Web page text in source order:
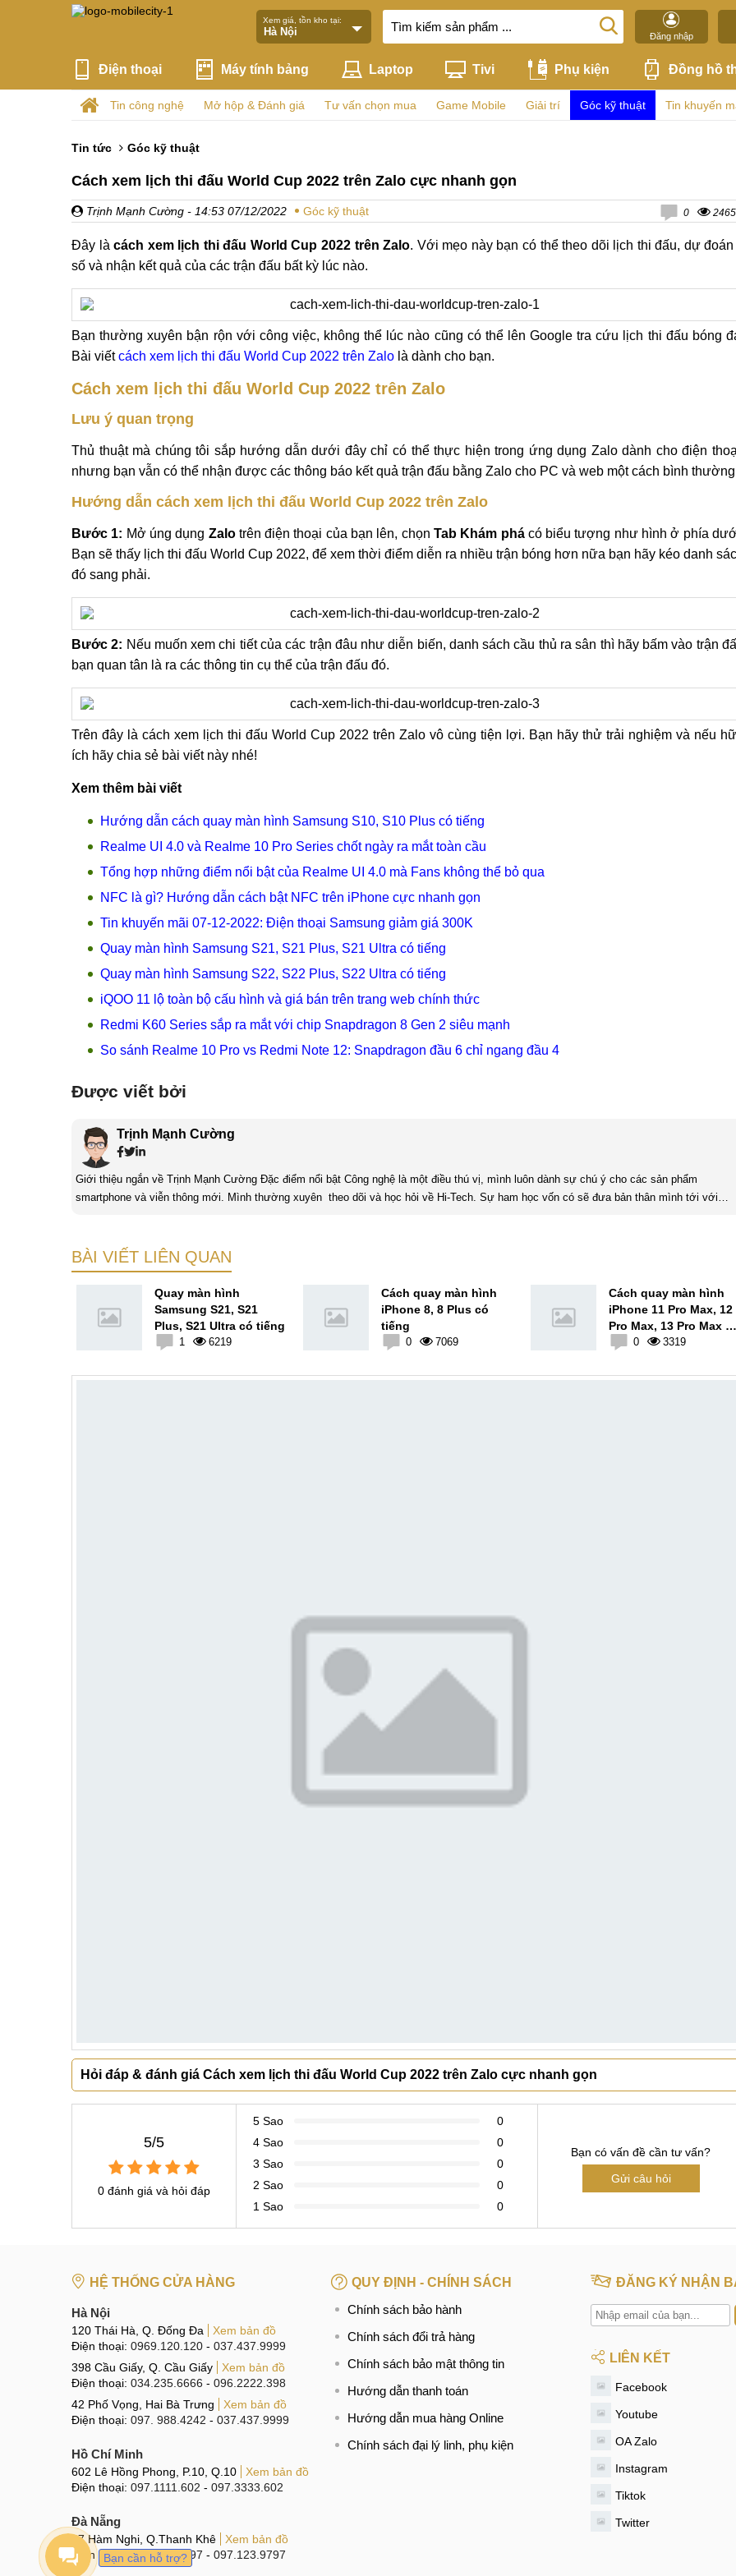
Xem giá, tồn kho tại:
Đăng nhập
Điện thoại Máy tính bảng Laptop Tivi Phụ kiện Đồng hồ
Tin công nghệ Mở hộp & Đánh giá Tư vấn chọn mua Game Mobile Giải trí Góc kỹ thuật Tin khuyến
Tin tức Góc kỹ thuật
Cách xem lịch thi đấu World Cup 2022 trên Zalo cực nhanh gọn
Trịnh Mạnh Cường - 14:53 07/12/2022 Góc kỹ thuật 0 2465
Đây làcách xem lịch thi đấu World Cup 2022 trên Zalo. Với mẹo này bạn có thể theo dõi lịch thi đấu, dự
số và nhận kết quả của các trận đấu bất kỳ lúc nào.
Bạn thường xuyên bận rộn với công việc, không thể lúc nào cũng có thể lên Google tra cứu lịch thi đấu bóng
Bài viếtcách xem lịch thi đấu World Cup 2022 trên Zalo là dành cho bạn.
Cách xem lịch thi đấu World Cup 2022 trên Zalo
Lưu ý quan trọng
Thủ thuật mà chúng tôi sắp hướng dẫn dưới đây chỉ có thể thực hiện trong ứng dụng Zalo dành cho điện
nhưng bạn vẫn có thể nhận được các thông báo kết quả trận đấu bằng Zalo cho PC và web một cách bình
Hướng dẫn cách xem lịch thi đấu World Cup 2022 trên Zalo
Bước 1: Mở úng dụng Zalotrên điện thoại của bạn lên, chọn Tab Khám phácó biểu tượng như hình ở phía
Bạn sẽ thấy lịch thi đấu World Cup 2022, để xem thời điểm diễn ra nhiều trận bóng hơn nữa bạn hãy kéo danh
đó sang phải.
Bước 2: Nếu muốn xem chi tiết của các trận đâu như diễn biến, danh sách cầu thủ ra sân thì hãy bấm vào trận
bạn quan tân là ra các thông tin cụ thể của trận đấu đó.
Trên đây là cách xem lịch thi đấu World Cup 2022 trên Zalo vô cùng tiện lợi. Bạn hãy thử trải nghiệm và nếu
ích hãy chia sẻ bài viết này nhé!
Xem thêm bài viết
Hướng dẫn cách quay màn hình Samsung S10, S10 Plus có tiếng
Realme UI 4.0 và Realme 10 Pro Series chốt ngày ra mắt toàn cầu
Tổng hợp những điểm nổi bật của Realme UI 4.0 mà Fans không thể bỏ qua
NFC là gì? Hướng dẫn cách bật NFC trên iPhone cực nhanh gọn
Tin khuyến mãi 07-12-2022: Điện thoại Samsung giảm giá 300K
Quay màn hình Samsung S21, S21 Plus, S21 Ultra có tiếng
Quay màn hình Samsung S22, S22 Plus, S22 Ultra có tiếng
iQOO 11 lộ toàn bộ cấu hình và giá bán trên trang web chính thức
Redmi K60 Series sắp ra mắt với chip Snapdragon 8 Gen 2 siêu mạnh
So sánh Realme 10 Pro vs Redmi Note 12: Snapdragon đầu 6 chỉ ngang đầu 4
Được viết bởi
Trịnh Mạnh Cường
Giới thiệu ngắn về Trịnh Mạnh Cường Đặc điểm nổi bật Công nghệ là một điều thú vị, mình luôn dành sự chú ý cho các sản phẩm
smartphone và viễn thông mới. Mình thường xuyên theo dõi và học hỏi về Hi-Tech. Sự ham học vốn có sẽ đưa bản thân mình tới với
BÀI VIẾT LIÊN QUAN
Quay màn hình
Samsung S21, S21
Plus, S21 Ultra có tiếng
1 6219
Cách quay màn hình
iPhone 8, 8 Plus có
tiếng
0 7069
Cách quay màn hình
iPhone 11 Pro Max, 12
Pro Max, 13 Pro Max có
tiếng0 3319
Hỏi đáp & đánh giá Cách xem lịch thi đấu World Cup 2022 trên Zalo cực nhanh gọn
5/5
0 đánh giá và hỏi đáp
5 Sao
0
4 Sao
0
3 Sao
0
2 Sao
0
1 Sao
0
Bạn có vấn đề cần tư vấn?
Gửi câu hỏi
HỆ THỐNG CỬA HÀNG
Hà Nội
120 Thái Hà, Q. Đống Đa
Xem bản đồ
Điện thoại: 0969.120.120 - 037.437.9999
398 Cầu Giấy, Q. Cầu Giấy
Xem bản đồ
Điện thoại: 034.235.6666 - 096.2222.398
42 Phố Vọng, Hai Bà Trưng
Xem bản đồ
Điện thoại: 097. 988.4242 - 037.437.9999
Hồ Chí Minh
602 Lê Hồng Phong, P.10, Q.10
Xem bản đồ
Điện thoại: 097.1111.602 - 097.3333.602
Đà Nẵng
97 Hàm Nghi, Q.Thanh Khê
Xem bản đồ
Điện thoại:096.123.9797 - 097.123.9797
QUY ĐỊNH - CHÍNH SÁCH
Chính sách bảo hành
Chính sách đổi trả hàng
Chính sách bảo mật thông tin
Hướng dẫn thanh toán
Hướng dẫn mua hàng Online
Chính sách đại lý linh, phụ kiện
ĐĂNG KÝ NHẬN
LIÊN KẾT
Facebook
Youtube
OA Zalo
Instagram
Tiktok
Twitter
Bạn cần hỗ trợ?